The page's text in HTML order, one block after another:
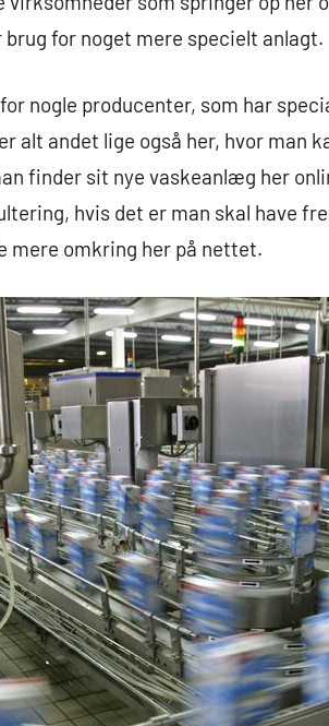
for noget mere specielt anlagt.
nogle producenter, som har
alt andet lige også her, hvor man
finder sit nye vaskeanlæg her
hvis det er man skal have
mere omkring her på nettet.